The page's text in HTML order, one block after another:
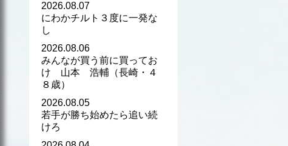
2026.08.07
にわかチルト３度に一発な
し
2026.08.06
みんなが買う前に買ってお
け 山本 浩輔（長崎・４
８歳）
2026.08.05
若手が勝ち始めたら追い続
けろ